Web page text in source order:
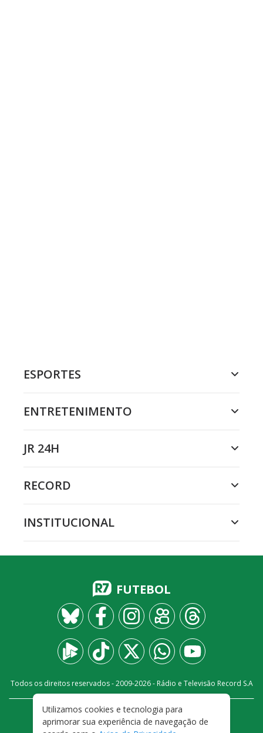
ESPORTES
ENTRETENIMENTO
JR 24H
RECORD
INSTITUCIONAL
FUTEBOL
Todos os direitos reservados - 2009-2026- Rádio e Televisão Record S.A
FALE CONOSCO
PRIVACIDADE
TERMOS E CONDIÇÕES DE USO
Utilizamos cookies e tecnologia para
aprimorar sua experiência de navegação de